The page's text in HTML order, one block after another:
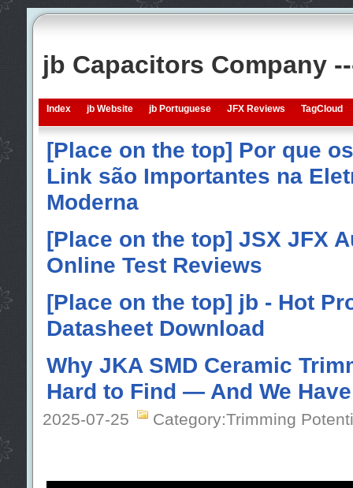
jb Capacitors Company
Index jb Website jb Portuguese JFX Reviews TagCloud
[Place on the top] Por que
Link são Importantes na
Moderna
[Place on the top] JSX JFX
Online Test Reviews
[Place on the top] jb - Hot
Datasheet Download
Why JKA SMD Ceramic
Hard to Find — And We
2025-07-25 Category:Trimming